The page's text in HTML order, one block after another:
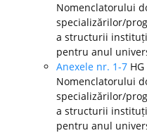
Nomenclatorului
specializărilor/
a structurii
pentru anul
Anexele nr. 1-7
Nomenclatorului
specializărilor/
a structurii
pentru anul